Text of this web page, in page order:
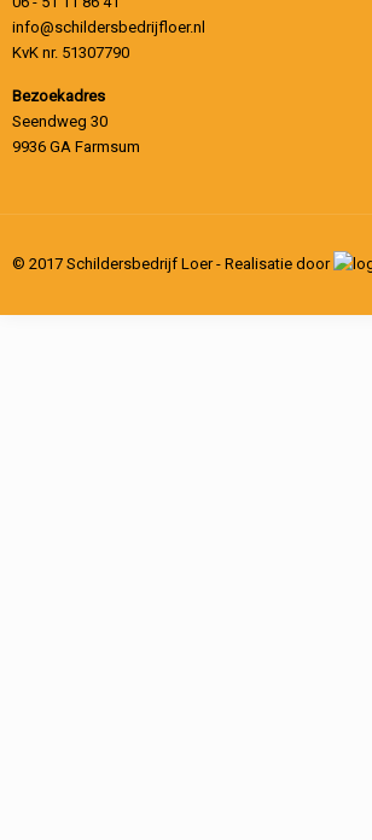
info@schildersbedrijfloer.nl
KvK nr. 51307790
Bezoekadres
Seendweg 30
9936 GA Farmsum
© 2017 Schildersbedrijf Loer - Realisatie door